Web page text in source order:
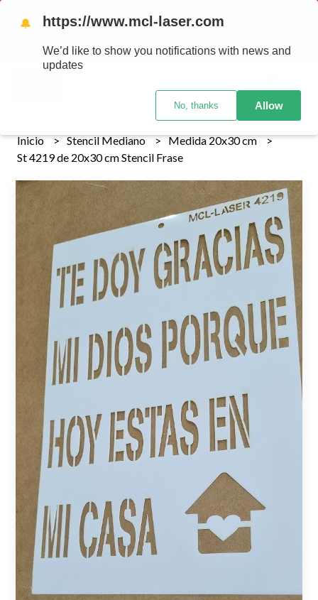
Tenemos envios a todo el pais!........ Los envios Por MENOR se
realizan 48 hs habiles porteriores al pago , los pedidos por
MAYOR se envian 7 dias posteriores al pago del pedido
Inicio Stencil Mediano
Medida 20x30 cm
St 4219 de 20x30 cm Stencil Frase
🔔 https://www.mcl-laser.com
We’d like to show you notifications with news and
updates
No, thanks Allow